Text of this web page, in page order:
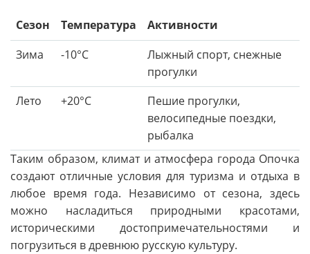
Сезон Температура
Активности
Зима
-10°C
Лыжный спорт, снежные
прогулки
Лето
+20°C
Пешие прогулки,
велосипедные поездки,
рыбалка
Таким образом, климат и атмосфера города Опочка
создают отличные условия для туризма и отдыха в
любое время года. Независимо от сезона, здесь
можно насладиться природными красотами,
историческими достопримечательностями и
погрузиться в древнюю русскую культуру.